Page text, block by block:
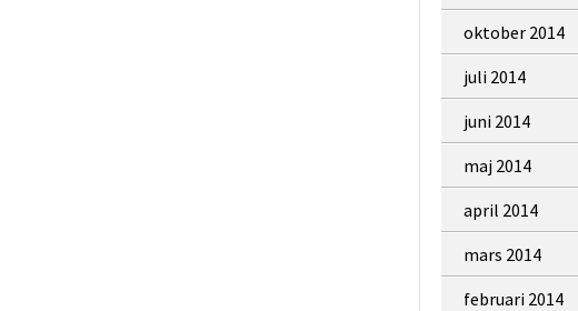
oktober 2014
juli 2014
juni 2014
maj 2014
april 2014
mars 2014
februari 2014